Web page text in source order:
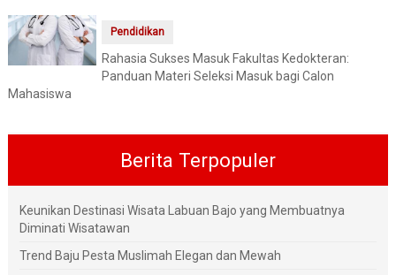
Pendidikan
Rahasia Sukses Masuk Fakultas Kedokteran:
Panduan Materi Seleksi Masuk bagi Calon
Mahasiswa
Berita Terpopuler
Keunikan Destinasi Wisata Labuan Bajo yang Membuatnya
Diminati Wisatawan
Trend Baju Pesta Muslimah Elegan dan Mewah